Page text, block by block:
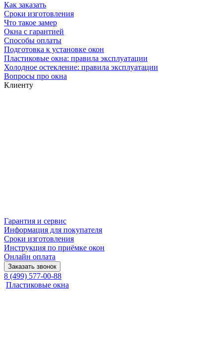
Как заказать
Сроки изготовления
Что такое замер
Окна с гарантией
Способы оплаты
Подготовка к установке окон
Пластиковые окна: правила эксплуатации
Холодное остекление: правила эксплуатации
Вопросы про окна
Клиенту
Гарантия и сервис
Информация для покупателя
Сроки изготовления
Инструкция по приёмке окон
Онлайн оплата
Заказать звонок
8 (499) 577-00-88
Пластиковые окна